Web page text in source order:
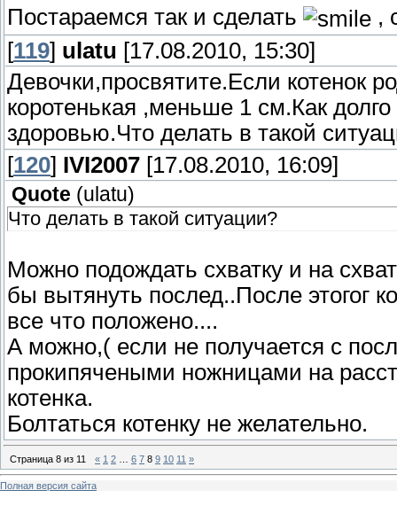
Постараемся так и сделать
,
[119] ulatu [17.08.2010, 15:30]
Девочки,просвятите.Если котенок
коротенькая ,меньше 1 см.Как
здоровью.Что делать в такой
[120] IVI2007 [17.08.2010, 16:09]
Quote (ulatu)
Что делать в такой ситуации?
Можно подождать схватку и на
бы вытянуть послед..После этогог
все что положено....
А можно,( если не получается с
прокипячеными ножницами на
котенка.
Болтаться котенку не желательно.
Страница 8 из 11 « 1 2 6 7 8 9 10 11 »
Полная версия сайта